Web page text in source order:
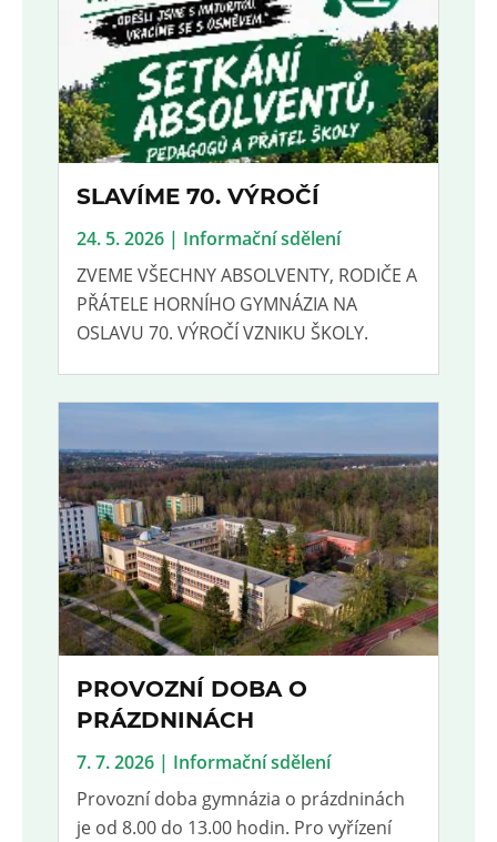
SLAVÍME 70. VÝROČÍ
24. 5. 2026 | Informační sdělení
ZVEME VŠECHNY ABSOLVENTY, RODIČE A
PŘÁTELE HORNÍHO GYMNÁZIA NA
OSLAVU 70. VÝROČÍ VZNIKU ŠKOLY.
PROVOZNÍ DOBA O
PRÁZDNINÁCH
7. 7. 2026 | Informační sdělení
Provozní doba gymnázia o prázdninách
je od 8.00 do 13.00 hodin. Pro vyřízení